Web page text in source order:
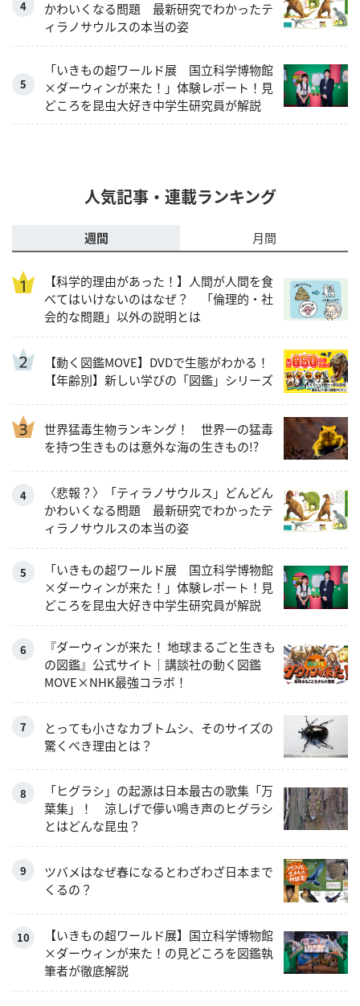
かわいくなる問題 最新研究でわかったテ
ィラノサウルスの本当の姿
「いきもの超ワールド展 国立科学博物館
×ダーウィンが来た！」体験レポート！見
どころを昆虫大好き中学生研究員が解説
人気記事・連載ランキング
週間 月間
【科学的理由があった！】人間が人間を食
べてはいけないのはなぜ？ 「倫理的・社
会的な問題」以外の説明とは
【動く図鑑MOVE】DVDで生態がわかる！
【年齢別】新しい学びの「図鑑」シリーズ
世界猛毒生物ランキング！ 世界一の猛毒
を持つ生きものは意外な海の生きもの!?
〈悲報？〉「ティラノサウルス」どんどん
かわいくなる問題 最新研究でわかったテ
ィラノサウルスの本当の姿
「いきもの超ワールド展 国立科学博物館
×ダーウィンが来た！」体験レポート！見
どころを昆虫大好き中学生研究員が解説
『ダーウィンが来た！ 地球まるごと生きも
の図鑑』公式サイト｜講談社の動く図鑑
MOVE×NHK最強コラボ！
とっても小さなカブトムシ、そのサイズの
驚くべき理由とは？
「ヒグラシ」の起源は日本最古の歌集「万
葉集」！ 涼しげで儚い鳴き声のヒグラシ
とはどんな昆虫？
ツバメはなぜ春になるとわざわざ日本まで
くるの？
【いきもの超ワールド展】国立科学博物館
×ダーウィンが来た！の見どころを図鑑執
筆者が徹底解説